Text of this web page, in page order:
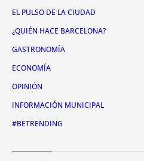
EL PULSO DE LA CIUDAD
¿QUIÉN HACE BARCELONA?
GASTRONOMÍA
ECONOMÍA
OPINIÓN
INFORMACIÓN MUNICIPAL
#BETRENDING